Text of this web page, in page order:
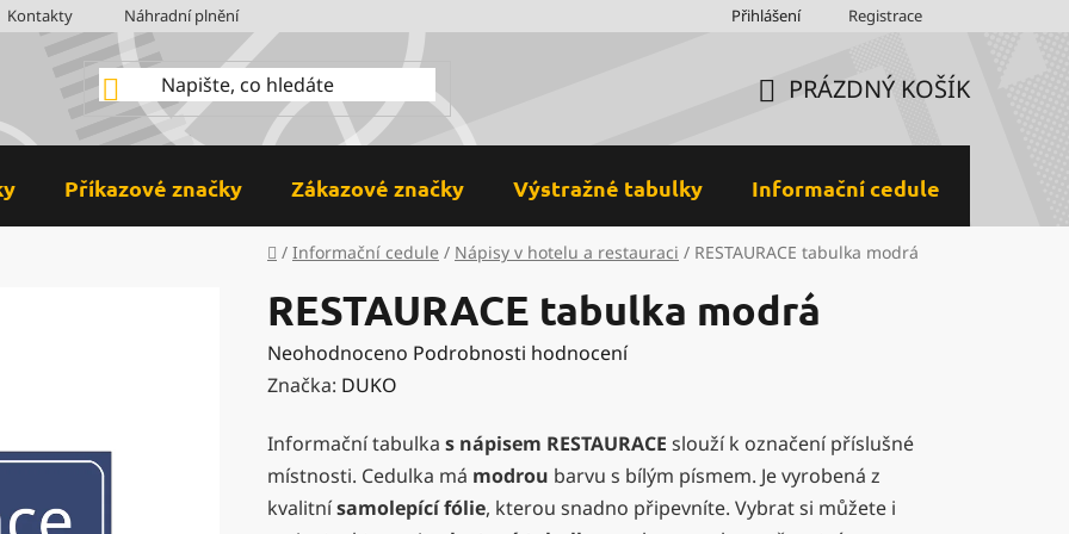
Kontakty Náhradní plnění Ochrana osobních údajů a GDPR
Přihlášení Registrace
KOŠÍK
PRÁZDNÝ KOŠÍK
Příkazové značky Zákazové značky Výstražné tabulky Informační cedule
Domů
/ Informační cedule / Nápisy v hotelu a restauraci / RESTAURACE tabulka modrá
RESTAURACE tabulka modrá
Průměrné
hodnocení
je
0,0
z
Neohodnoceno Podrobnosti hodnocení
Značka: DUKO
Informační tabulka s nápisem RESTAURACE slouží k označení příslušné
místnosti. Cedulka má modrou barvu s bílým písmem. Je vyrobená z
kvalitnísamolepící fólie, kterou snadno připevníte. Vybrat si můžete i